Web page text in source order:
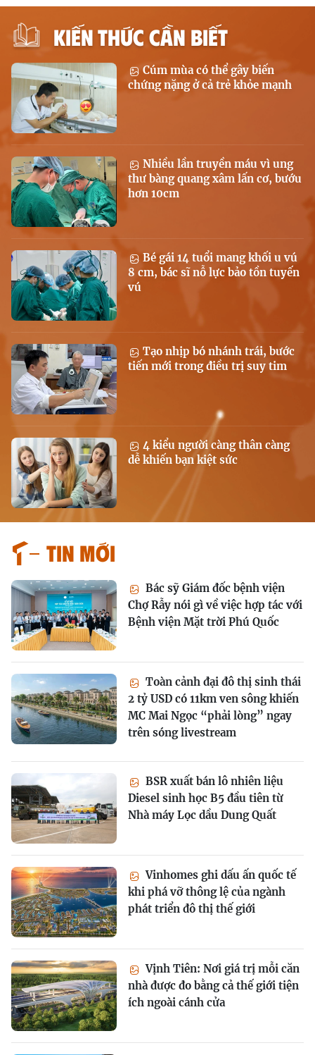
KIẾN THỨC CẦN BIẾT
Cúm mùa có thể gây biến
chứng nặng ở cả trẻ khỏe mạnh
Nhiều lần truyền máu vì ung
thư bàng quang xâm lấn cơ, bướu
hơn 10cm
Bé gái 14 tuổi mang khối u vú
8 cm, bác sĩ nỗ lực bảo tồn tuyến
vú
Tạo nhịp bó nhánh trái, bước
tiến mới trong điều trị suy tim
4 kiểu người càng thân càng
dễ khiến bạn kiệt sức
Tin mới
Bác sỹ Giám đốc bệnh viện
Chợ Rẫy nói gì về việc hợp tác với
Bệnh viện Mặt trời Phú Quốc
Toàn cảnh đại đô thị sinh thái
2 tỷ USD có 11km ven sông khiến
MC Mai Ngọc “phải lòng” ngay
trên sóng livestream
BSR xuất bán lô nhiên liệu
Diesel sinh học B5 đầu tiên từ
Nhà máy Lọc dầu Dung Quất
Vinhomes ghi dấu ấn quốc tế
khi phá vỡ thông lệ của ngành
phát triển đô thị thế giới
Vịnh Tiên: Nơi giá trị mỗi căn
nhà được đo bằng cả thế giới tiện
ích ngoài cánh cửa